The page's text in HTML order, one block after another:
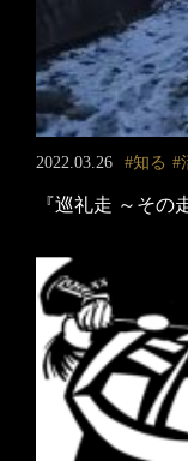
2022.03.26 知る
『巡礼走 ～その